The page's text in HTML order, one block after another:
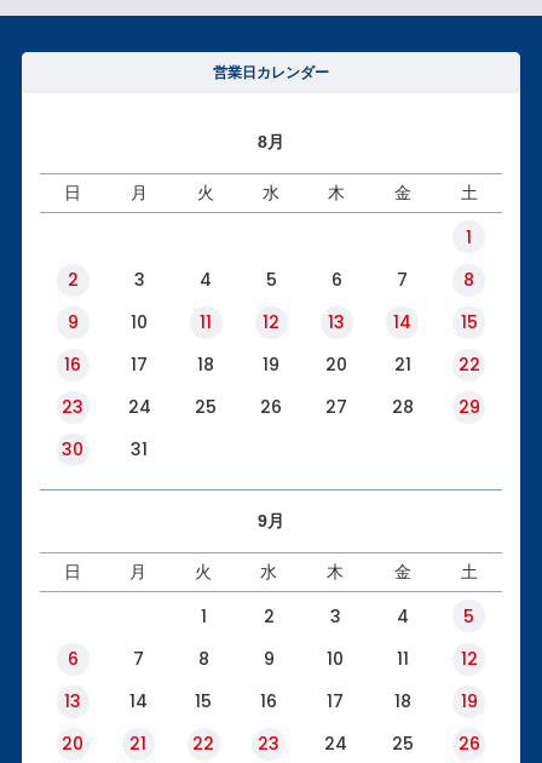
営業日カレンダー
8月
日 月 火 水 木 金 土
1
2
3 4 5 6 7
8
9
10 11 12 13 14
15
16
17 18 19 20 21
22
23
24 25 26 27 28
29
30
31
9月
日 月 火 水 木 金 土
1 2 3 4
5
6
7 8 9 10 11
12
13
14 15 16 17 18
19
20
21 22 23 24 25 26